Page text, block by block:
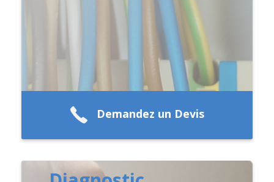
Demandez un Devis